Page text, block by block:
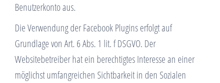
Benutzerkonto aus.
Die Verwendung der Facebook Plugins erfolgt auf
Grundlage von Art. 6 Abs. 1 lit. f DSGVO. Der
Websitebetreiber hat ein berechtigtes Interesse an einer
möglichst umfangreichen Sichtbarkeit in den Sozialen